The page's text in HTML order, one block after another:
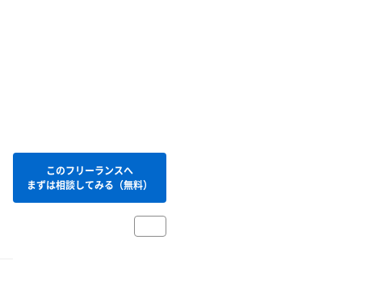
このフリーランスへ
まずは相談してみる（無料）